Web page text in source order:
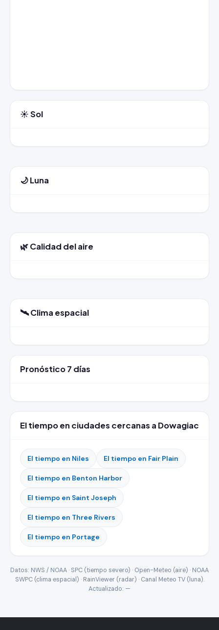
☀️ Sol
🌙 Luna
🌿 Calidad del aire
🛰️ Clima espacial
Pronóstico 7 días
El tiempo en ciudades cercanas a Dowagiac
El tiempo en Niles El tiempo en Fair Plain
El tiempo en Benton Harbor
El tiempo en Saint Joseph
El tiempo en Three Rivers
El tiempo en Portage
Datos: NWS / NOAA · SPC (tiempo severo) · Open-Meteo (aire) · NOAA
SWPC (clima espacial) · RainViewer (radar) · Canal Meteo TV (luna).
Actualizado: —